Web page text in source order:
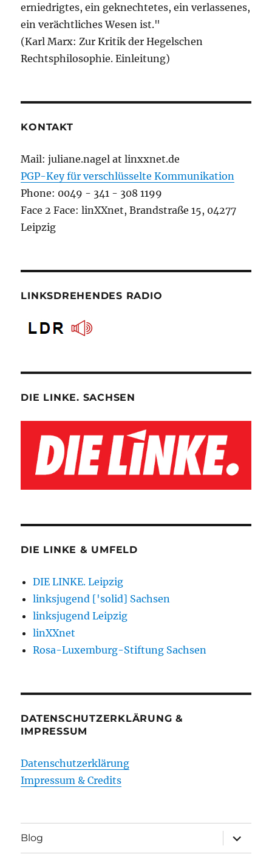
erniedrigtes, ein geknechtetes, ein verlassenes,
ein verächtliches Wesen ist."
(Karl Marx: Zur Kritik der Hegelschen
Rechtsphilosophie. Einleitung)
KONTAKT
Mail: juliane.nagel at linxxnet.de
PGP-Key für verschlüsselte Kommunikation
Phone: 0049 - 341 - 308 1199
Face 2 Face: linXXnet, Brandstraße 15, 04277
Leipzig
LINKSDREHENDES RADIO
DIE LINKE. SACHSEN
DIE LINKE & UMFELD
DIE LINKE. Leipzig
linksjugend ['solid] Sachsen
linksjugend Leipzig
linXXnet
Rosa-Luxemburg-Stiftung Sachsen
DATENSCHUTZERKLÄRUNG &
IMPRESSUM
Datenschutzerklärung
Impressum & Credits
Blog
öffnen